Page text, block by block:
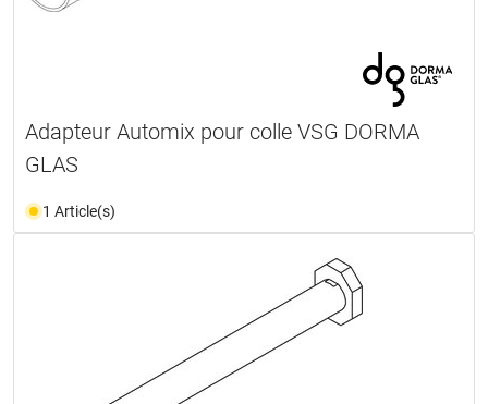
Adapteur Automix pour colle VSG DORMA
GLAS
1 Article(s)